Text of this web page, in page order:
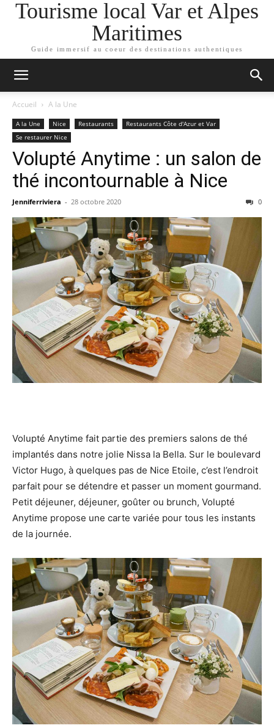
Tourisme local Var et Alpes
Maritimes
Guide immersif au coeur des destinations authentiques
Accueil A la Une
A la Une Nice Restaurants
Restaurants Côte d'Azur et Var
Se restaurer Nice
Volupté Anytime : un salon de
thé incontournable à Nice
Jenniferriviera - 28 octobre 2020 0
Volupté Anytime fait partie des premiers salons de thé
implantés dans notre jolie Nissa la Bella. Sur le boulevard
Victor Hugo, à quelques pas de Nice Etoile, c’est l’endroit
parfait pour se détendre et passer un moment gourmand.
Petit déjeuner, déjeuner, goûter ou brunch, Volupté
Anytime propose une carte variée pour tous les instants
de la journée.